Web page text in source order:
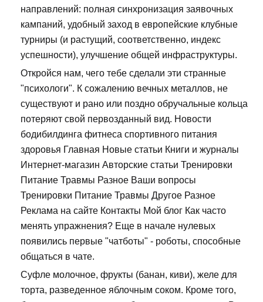
направлений: полная синхронизация заявочных
кампаний, удобный заход в европейские клубные
турниры (и растущий, соответственно, индекс
успешности), улучшение общей инфраструктуры.
Откройся нам, чего тебе сделали эти странные
"психологи". К сожалению вечных металлов, не
существуют и рано или поздно обручальные кольца
потеряют свой первозданный вид. Новости
бодибилдинга фитнеса спортивного питания
здоровья Главная Новые статьи Книги и журналы
Интернет-магазин Авторские статьи Тренировки
Питание Травмы Разное Ваши вопросы
Тренировки Питание Травмы Другое Разное
Реклама на сайте Контакты Мой блог Как часто
менять упражнения? Еще в начале нулевых
появились первые "чатботы" - роботы, способные
общаться в чате.
Суфле молочное, фрукты (банан, киви), желе для
торта, разведенное яблочным соком. Кроме того,